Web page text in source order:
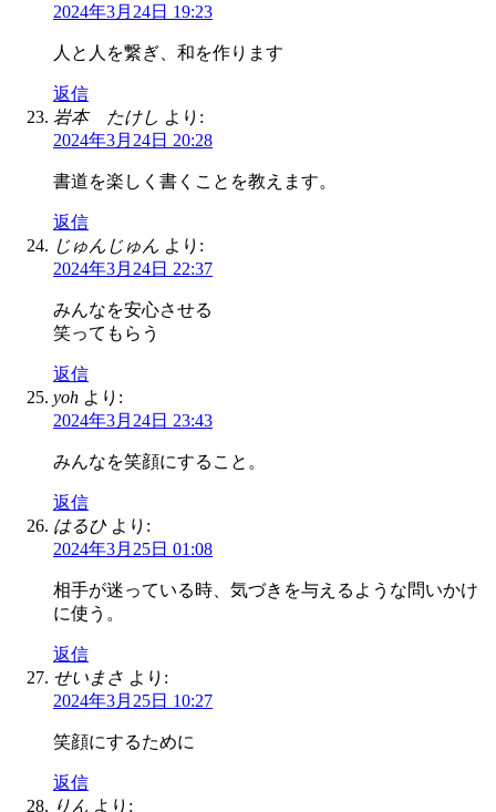
2024年3月24日 19:23
人と人を繋ぎ、和を作ります
返信
岩本 たけし より:
2024年3月24日 20:28
書道を楽しく書くことを教えます。
返信
じゅんじゅん より:
2024年3月24日 22:37
みんなを安心させる
笑ってもらう
返信
yoh より:
2024年3月24日 23:43
みんなを笑顔にすること。
返信
はるひ より:
2024年3月25日 01:08
相手が迷っている時、気づきを与えるような問いかけ
に使う。
返信
せいまさ より:
2024年3月25日 10:27
笑顔にするために
返信
りん より: